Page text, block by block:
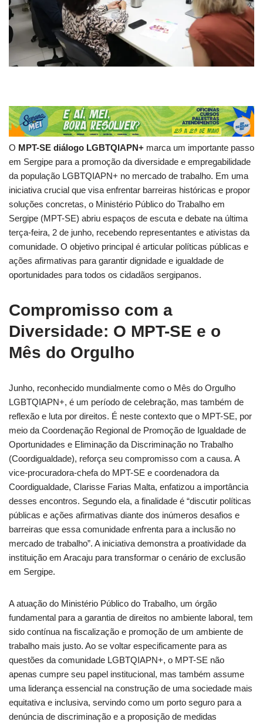
O MPT-SE diálogo LGBTQIAPN+ marca um importante passo
em Sergipe para a promoção da diversidade e empregabilidade
da população LGBTQIAPN+ no mercado de trabalho. Em uma
iniciativa crucial que visa enfrentar barreiras históricas e propor
soluções concretas, o Ministério Público do Trabalho em
Sergipe (MPT-SE) abriu espaços de escuta e debate na última
terça-feira, 2 de junho, recebendo representantes e ativistas da
comunidade. O objetivo principal é articular políticas públicas e
ações afirmativas para garantir dignidade e igualdade de
oportunidades para todos os cidadãos sergipanos.
Compromisso com a
Diversidade: O MPT-SE e o
Mês do Orgulho
Junho, reconhecido mundialmente como o Mês do Orgulho
LGBTQIAPN+, é um período de celebração, mas também de
reflexão e luta por direitos. É neste contexto que o MPT-SE, por
meio da Coordenação Regional de Promoção de Igualdade de
Oportunidades e Eliminação da Discriminação no Trabalho
(Coordigualdade), reforça seu compromisso com a causa. A
vice-procuradora-chefa do MPT-SE e coordenadora da
Coordigualdade, Clarisse Farias Malta, enfatizou a importância
desses encontros. Segundo ela, a finalidade é “discutir políticas
públicas e ações afirmativas diante dos inúmeros desafios e
barreiras que essa comunidade enfrenta para a inclusão no
mercado de trabalho”. A iniciativa demonstra a proatividade da
instituição em Aracaju para transformar o cenário de exclusão
em Sergipe.
A atuação do Ministério Público do Trabalho, um órgão
fundamental para a garantia de direitos no ambiente laboral, tem
sido contínua na fiscalização e promoção de um ambiente de
trabalho mais justo. Ao se voltar especificamente para as
questões da comunidade LGBTQIAPN+, o MPT-SE não
apenas cumpre seu papel institucional, mas também assume
uma liderança essencial na construção de uma sociedade mais
equitativa e inclusiva, servindo como um porto seguro para a
denúncia de discriminação e a proposição de medidas